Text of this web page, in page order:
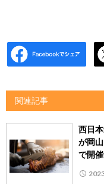
関連記事
西日
が岡
で開